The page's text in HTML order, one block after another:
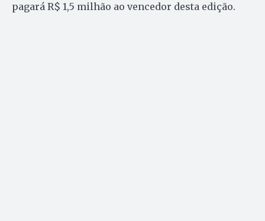
pagará R$ 1,5 milhão ao vencedor desta edição.